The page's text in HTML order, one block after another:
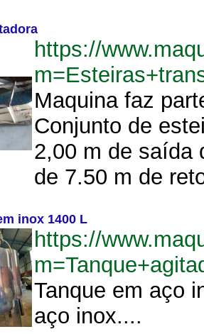
https://
Maquina faz
Conjunto de
2,00 m de saída
de 7.50 m de
inox 1400 L
https://
Tanque em aço
aço inox....